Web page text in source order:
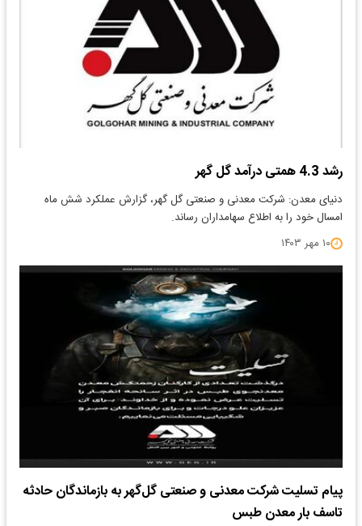
رشد 4.3 همتی درآمد گل گهر
دنیای معدن: شرکت معدنی و صنعتی گل گهر، گزارش عملکرد شش ماه
امسال خود را به اطلاع سهامداران رساند.
۱۰ مهر ۱۴۰۳
پیام تسلیت شرکت معدنی و صنعتی گل‌گهر به بازماندگان حادثه
تاسف بار معدن طبس